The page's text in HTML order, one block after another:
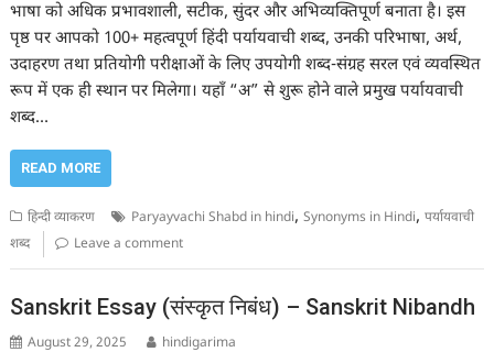
भाषा को अधिक प्रभावशाली, सटीक, सुंदर और अभिव्यक्तिपूर्ण बनाता है। इस
पृष्ठ पर आपको 100+ महत्वपूर्ण हिंदी पर्यायवाची शब्द, उनकी परिभाषा, अर्थ,
उदाहरण तथा प्रतियोगी परीक्षाओं के लिए उपयोगी शब्द-संग्रह सरल एवं व्यवस्थित
रूप में एक ही स्थान पर मिलेगा। यहाँ “अ” से शुरू होने वाले प्रमुख पर्यायवाची
शब्द…
READ MORE
हिन्दी व्याकरण Paryayvachi Shabd in hindi,Synonyms in Hindi,पर्यायवाची
शब्द
Leave a comment
Sanskrit Essay (संस्कृत निबंध) – Sanskrit Nibandh
August 29, 2025 hindigarima